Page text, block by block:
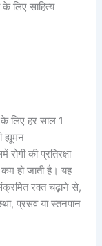
लिए साहित्य
लिए हर साल 1
ह्यूमन
की प्रतिरक्षा
कम हो जाती है। यह
रक्त चढ़ाने से,
प्रसव या स्तनपान